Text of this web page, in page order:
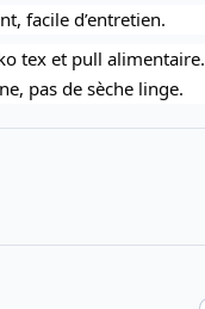
facile d’entretien.
tex et pull alimentaire.
pas de sèche linge.